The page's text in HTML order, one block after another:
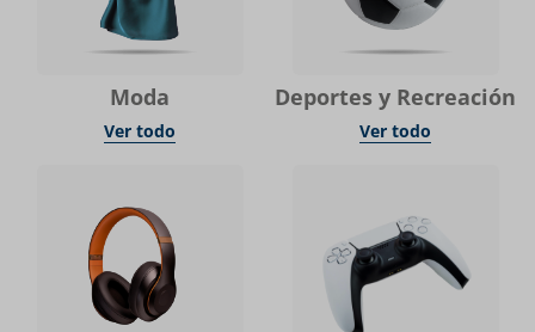
Moda
Ver todo
Deportes y Recreación
Ver todo